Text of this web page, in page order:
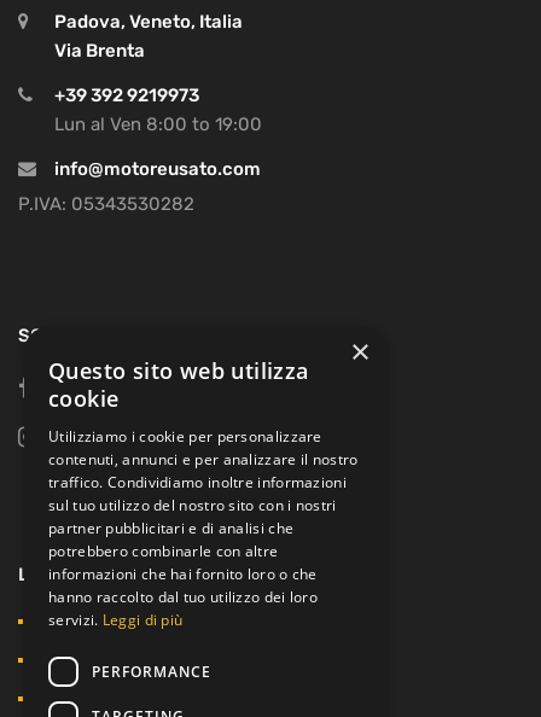
Padova, Veneto, Italia
Via Brenta
+39 392 9219973
Lun al Ven 8:00 to 19:00
info@motoreusato.com
P.IVA: 05343530282
SOCIAL
facebook
instagram
LINK UTILI
Home
Tipo di motore?
Richiedi un motore
×
Questo sito web utilizza
cookie
Utilizziamo i cookie per personalizzare
contenuti, annunci e per analizzare il nostro
traffico. Condividiamo inoltre informazioni
sul tuo utilizzo del nostro sito con i nostri
partner pubblicitari e di analisi che
potrebbero combinarle con altre
informazioni che hai fornito loro o che
hanno raccolto dal tuo utilizzo dei loro
servizi. Leggi di più
PERFORMANCE